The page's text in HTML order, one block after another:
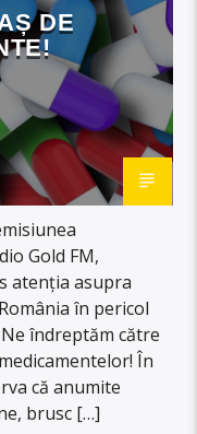
DE
Gold FM,
atenția asupra
în pericol
îndreptăm către
În
că anumite
brusc […]